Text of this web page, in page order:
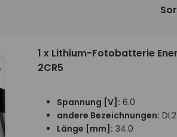
1 x Lithium-Fotobatterie
2CR5
Spannung [V]: 6.0
andere Bezeichnungen:
Länge [mm]: 34.0